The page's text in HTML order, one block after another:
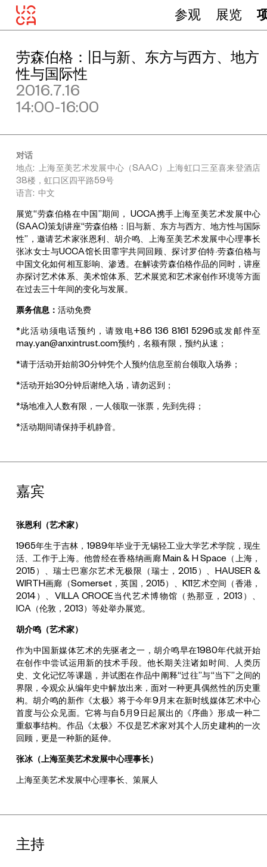
参观 展览
劳森伯格：旧与新、东方与西方、地方
性与国际性
2016.7.16
14:00-16:00
对话
地点: 上海至美艺术发展中心（SAAC）上海虹口三至喜来登酒店
38楼，虹口区四平路59号
语言: 中文
展览“劳森伯格在中国”期间， UCCA携手上海至美艺术发展中心
(SAAC)策划讲座“劳森伯格：旧与新、东方与西方、地方性与国际
性”，邀请艺术家张恩利、胡介鸣、上海至美艺术发展中心理事长
张冰女士与UCCA馆长田霏宇共同回顾、探讨罗伯特·劳森伯格与
中国文化如何相互影响、渗透。在解读劳森伯格作品的同时，讲座
亦探讨艺术体系、美术馆体系、艺术展览和艺术家创作环境等方面
在过去三十年间的变化与发展。
票务信息： 活动免费
*此活动须电话预约，请致电+86 136 8161 5296或发邮件至
may.yan@anxintrust.com预约，名额有限，预约从速；
*请于活动开始前30分钟凭个人预约信息至前台领取入场券；
*活动开始30分钟后谢绝入场，请勿迟到；
*场地准入人数有限，一人领取一张票，先到先得；
*活动期间请保持手机静音。
嘉宾
张恩利（艺术家）
1965年生于吉林，1989年毕业于无锡轻工业大学艺术学院，现生
活、工作于上海。他曾经在香格纳画廊 Main & H Space（上海，
2015）、瑞士巴塞尔艺术无极限（瑞士，2015）、HAUSER &
WIRTH画廊（Somerset，英国，2015）、K11艺术空间（香港，
2014）、VILLA CROCE当代艺术博物馆（热那亚，2013）、
ICA（伦敦，2013）等处举办展览。
胡介鸣（艺术家）
作为中国新媒体艺术的先驱者之一，胡介鸣早在1980年代就开始
在创作中尝试运用新的技术手段。他长期关注诸如时间、人类历
史、文化记忆等课题，并试图在作品中阐释“过往”与“当下”之间的
界限，令观众从编年史中解放出来，面对一种更具偶然性的历史重
构。胡介鸣的新作《太极》将于今年9月末在新时线媒体艺术中心
首度与公众见面。它将与自5月9日起展出的《序曲》形成一种二
重叙事结构。作品《太极》不仅是艺术家对其个人历史建构的一次
回顾，更是一种新的延伸。
张冰（上海至美艺术发展中心理事长）
上海至美艺术发展中心理事长、策展人
主持